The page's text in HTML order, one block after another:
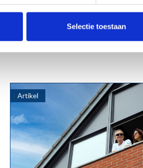
Selectie toestaan
Artikel